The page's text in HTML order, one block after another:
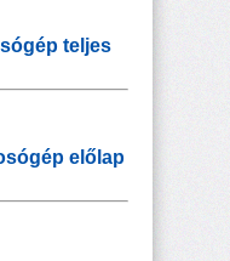
teljes
előlap